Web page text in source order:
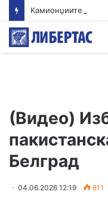
(Видео)
Белград
04.06.2026 12:19 811